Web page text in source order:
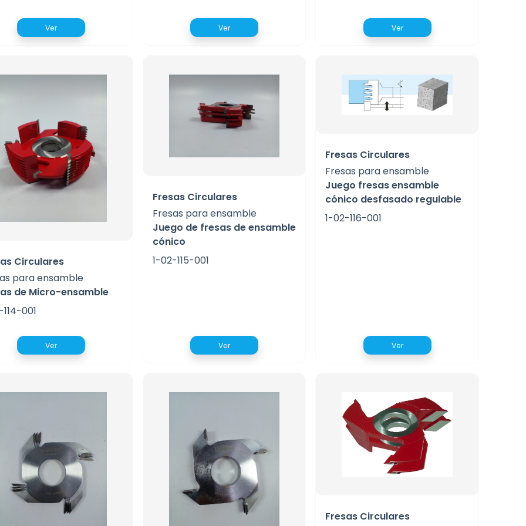
Ver Ver Ver
Circulares
para ensamble
de Micro-ensamble
001
Ver
Fresas Circulares
Fresas para ensamble
Juego de fresas de ensamble
cónico
1-02-115-001
Ver
Fresas Circulares
Fresas para ensamble
Juego fresas ensamble
cónico desfasado regulable
1-02-116-001
Ver
Fresas Circulares